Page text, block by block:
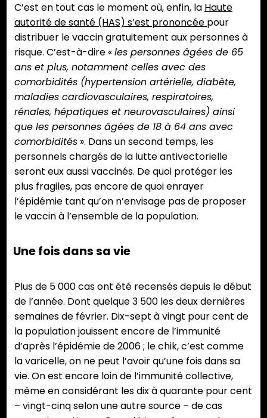
C’est en tout cas le moment où, enfin, la Haute
autorité de santé (HAS) s’est prononcée pour
distribuer le vaccin gratuitement aux personnes à
risque. C’est-à-dire «les personnes âgées de 65
ans et plus, notamment celles avec des
comorbidités (hypertension artérielle, diabète,
maladies cardiovasculaires, respiratoires,
rénales, hépatiques et neurovasculaires) ainsi
que les personnes âgées de 18 à 64 ans avec
comorbidités ». Dans un second temps, les
personnels chargés de la lutte antivectorielle
seront eux aussi vaccinés. De quoi protéger les
plus fragiles, pas encore de quoi enrayer
l’épidémie tant qu’on n’envisage pas de proposer
le vaccin à l’ensemble de la population.
Une fois dans sa vie
Plus de 5 000 cas ont été recensés depuis le début
de l’année. Dont quelque 3 500 les deux dernières
semaines de février. Dix-sept à vingt pour cent de
la population jouissent encore de l’immunité
d’après l’épidémie de 2006 ; le chik, c’est comme
la varicelle, on ne peut l’avoir qu’une fois dans sa
vie. On est encore loin de l’immunité collective,
même en considérant les dix à quarante pour cent
– vingt-cinq selon une autre source – de cas